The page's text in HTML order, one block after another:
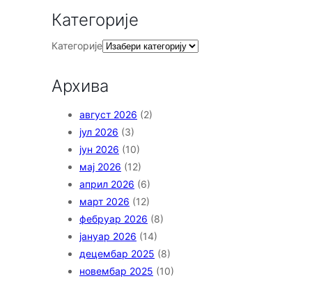
Категорије
Категорије
Архива
август 2026 (2)
јул 2026 (3)
јун 2026 (10)
мај 2026 (12)
април 2026 (6)
март 2026 (12)
фебруар 2026 (8)
јануар 2026 (14)
децембар 2025 (8)
новембар 2025 (10)